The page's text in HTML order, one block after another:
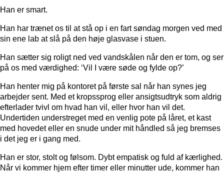
Han er smart.
Han har trænet os til at stå op i en fart søndag morgen ved med
sin ene lab at slå på den høje glasvase i stuen.
Han sætter sig roligt ned ved vandskålen når den er tom, og ser
på os med værdighed: ‘Vil I være søde og fylde op?’
Han henter mig på kontoret på første sal når han synes jeg
arbejder sent. Med et kropssprog eller ansigtsudtryk som aldrig
efterlader tvivl om hvad han vil, eller hvor han vil det.
Undertiden understreget med en venlig pote på låret, et kast
med hovedet eller en snude under mit håndled så jeg bremses
i det jeg er i gang med.
Han er stor, stolt og følsom. Dybt empatisk og fuld af kærlighed.
Når vi kommer hjem efter timer eller minutter ude, kommer han